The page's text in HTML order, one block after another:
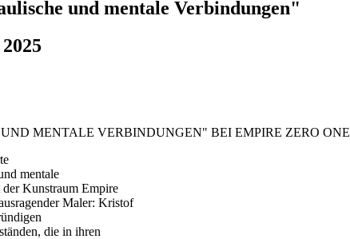
und mentale Verbindungen"
MENTALE VERBINDUNGEN" BEI EMPIRE ZERO ONE
mentale
Kunstraum Empire
Maler: Kristof
die in ihren